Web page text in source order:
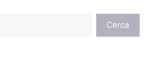
Cerca